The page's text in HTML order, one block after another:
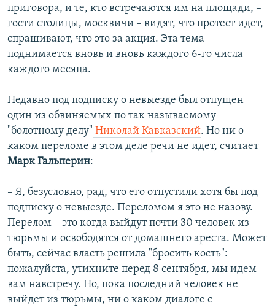
приговора, и те, кто встречаются им на площади, –
гости столицы, москвичи – видят, что протест идет,
спрашивают, что это за акция. Эта тема
поднимается вновь и вновь каждого 6-го числа
каждого месяца.
Недавно под подписку о невыезде был отпущен
один из обвиняемых по так называемому
"болотному делу" Николай Кавказский. Но ни о
каком переломе в этом деле речи не идет, считает
Марк Гальперин:
– Я, безусловно, рад, что его отпустили хотя бы под
подписку о невыезде. Переломом я это не назову.
Перелом – это когда выйдут почти 30 человек из
тюрьмы и освободятся от домашнего ареста. Может
быть, сейчас власть решила "бросить кость":
пожалуйста, утихните перед 8 сентября, мы идем
вам навстречу. Но, пока последний человек не
выйдет из тюрьмы, ни о каком диалоге с